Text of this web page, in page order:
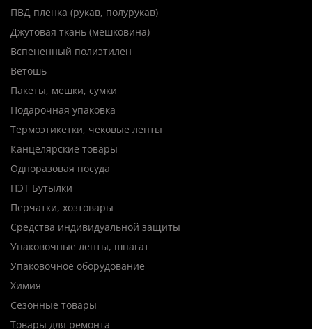
ПВД пленка (рукав, полурукав)
Джутовая ткань (мешковина)
Вспененный полиэтилен
Ветошь
Пакеты, мешки, сумки
Подарочная упаковка
Термоэтикетки, чековые ленты
Канцелярские товары
Одноразовая посуда
ПЭТ Бутылки
Перчатки, хозтовары
Средства индивидуальной защиты
Упаковочные ленты, шпагат
Упаковочное оборудование
Химия
Сезонные товары
Товары для ремонта